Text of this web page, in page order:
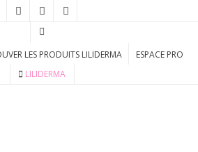
LES PRODUITS LILIDERMA
ESPACE PRO
LILIDERMA